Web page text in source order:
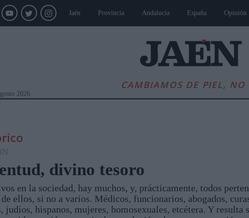
Jaén Provincia Andalucía España Opinión
CAMBIAMOS DE PIEL, NO
2026
Jaén Provincia Linares Andalucía Internacional Opinión
divino tesoro
en la sociedad, hay muchos, y, prácticamente, todos
ellos, si no a varios. Médicos, funcionarios, abogados,
judíos, hispanos, mujeres, homosexuales, etcétera. Y resulta